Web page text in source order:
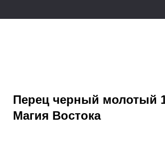
Перец черный молотый
Магия Востока